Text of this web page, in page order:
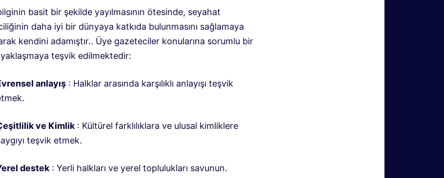
basit bir şekilde yayılmasının ötesinde, seyahat
daha iyi bir dünyaya katkıda bulunmasını sağlamaya
kendini adamıştır.. Üye gazeteciler konularına sorumlu bir
teşvik edilmektedir:
anlayış : Halklar arasında karşılıklı anlayışı teşvik
.
ve Kimlik : Kültürel farklılıklara ve ulusal kimliklere
teşvik etmek.
destek : Yerli halkları ve yerel toplulukları savunun.